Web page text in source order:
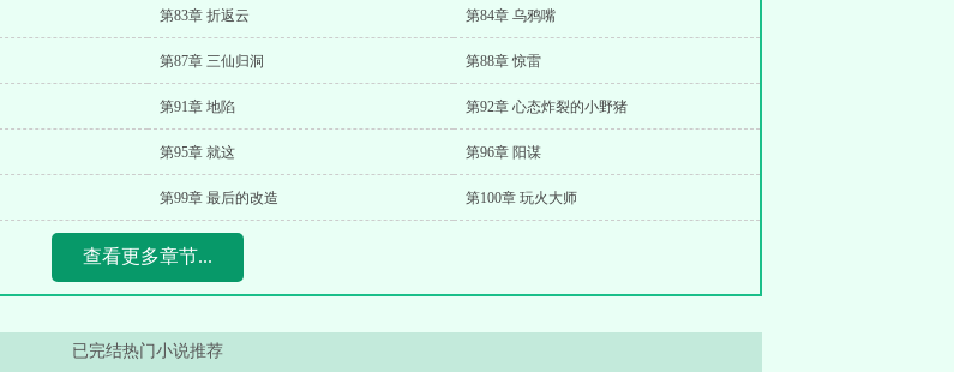
第83章 折返云 第84章 乌鸦嘴
第87章 三仙归洞 第88章 惊雷
第91章 地陷 第92章 心态炸裂的小野猪
第95章 就这 第96章 阳谋
第99章 最后的改造 第100章 玩火大师
查看更多章节...
已完结热门小说推荐